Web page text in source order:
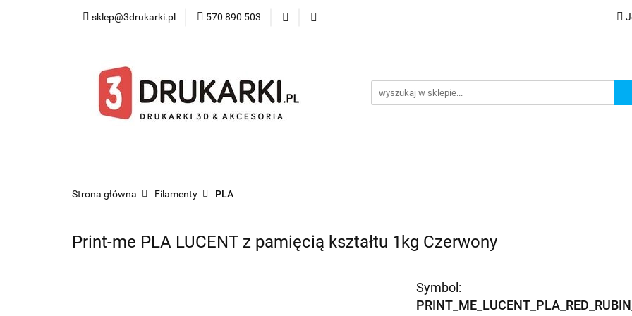
sklep@3drukarki.pl 570 890 503
Blog Bestsellery
Strona główna Filamenty PLA
Print-me PLA LUCENT z pamięcią kształtu 1kg Czerwony
Symbol: